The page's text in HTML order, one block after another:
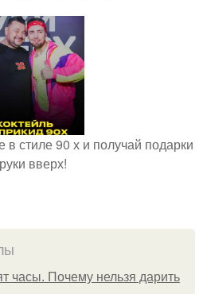
стиле 90 х и получай подарки
вверх!
часы. Почему нельзя дарить